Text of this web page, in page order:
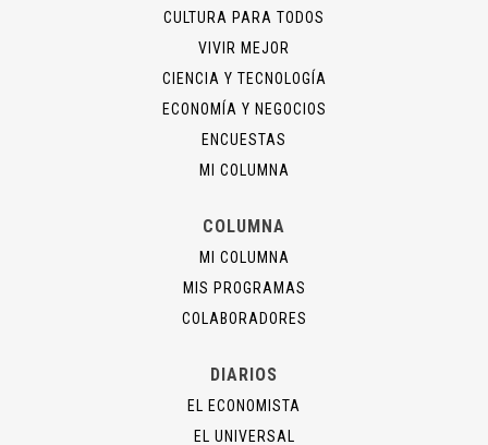
CULTURA PARA TODOS
VIVIR MEJOR
CIENCIA Y TECNOLOGÍA
ECONOMÍA Y NEGOCIOS
ENCUESTAS
MI COLUMNA
COLUMNA
MI COLUMNA
MIS PROGRAMAS
COLABORADORES
DIARIOS
EL ECONOMISTA
EL UNIVERSAL